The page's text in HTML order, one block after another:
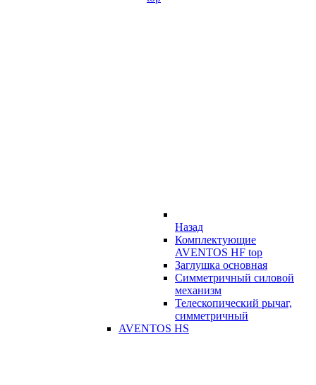
Назад
Комплектующие
AVENTOS HF top
Заглушка основная
Симметричный силовой
механизм
Телескопический рычаг,
симметричный
AVENTOS HS